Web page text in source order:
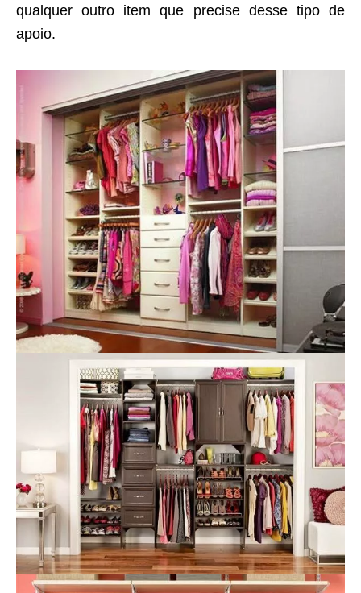
qualquer outro item que precise desse tipo de
apoio.